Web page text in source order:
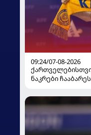
09:24/07-08-2026
ნაკრები ჩააბარეს